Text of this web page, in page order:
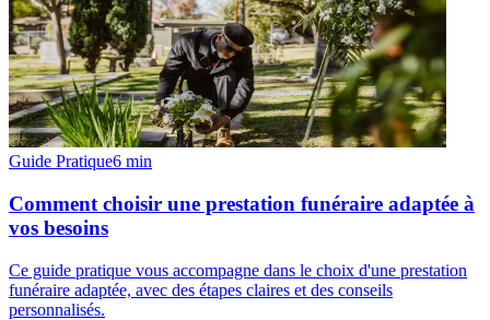
Guide Pratique6 min
Comment choisir une prestation funéraire adaptée à
vos besoins
Ce guide pratique vous accompagne dans le choix d'une prestation
funéraire adaptée, avec des étapes claires et des conseils
personnalisés.